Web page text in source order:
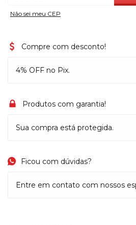
Não sei meu CEP
Compre com desconto!
4% OFF no Pix.
Produtos com garantia!
Sua compra está protegida.
Ficou com dúvidas?
Entre em contato com nossos